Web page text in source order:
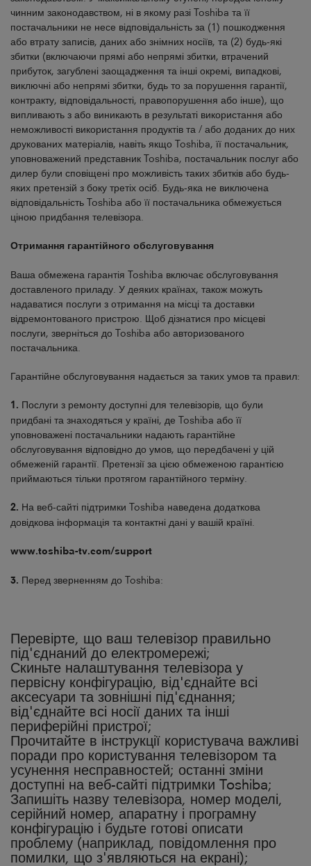
чинним законодавством, ні в якому разі Toshiba та її
постачальники не несе відповідальність за (1) пошкодження
або втрату записів, даних або знімних носіїв, та (2) будь-які
збитки (включаючи прямі або непрямі збитки, втрачений
прибуток, загублені заощадження та інші окремі, випадкові,
виключні або непрямі збитки, будь то за порушення гарантії,
контракту, відповідальності, правопорушення або інше), що
випливають з або виникають в результаті використання або
неможливості використання продуктів та / або доданих до них
друкованих матеріалів, навіть якщо Toshiba, її постачальник,
уповноважений представник Toshiba, постачальник послуг або
дилер були сповіщені про можливість таких збитків або будь-
яких претензій з боку третіх осіб. Будь-яка не виключена
відповідальність Toshiba або її постачальника обмежується
ціною придбання телевізора.
Отримання гарантійного обслуговування
Ваша обмежена гарантія Toshiba включає обслуговування
доставленого приладу. У деяких країнах, також можуть
надаватися послуги з отримання на місці та доставки
відремонтованого пристрою. Щоб дізнатися про місцеві
послуги, зверніться до Toshiba або авторизованого
постачальника.
Гарантійне обслуговування надається за таких умов та правил:
1. Послуги з ремонту доступні для телевізорів, що були
придбані та знаходяться у країні, де Toshiba або її
уповноважені постачальники надають гарантійне
обслуговування відповідно до умов, що передбачені у цій
обмеженій гарантії. Претензії за цією обмеженою гарантією
приймаються тільки протягом гарантійного терміну.
2. На веб-сайті підтримки Toshiba наведена додаткова
довідкова інформація та контактні дані у вашій країні.
www.toshiba-tv.com/support
3. Перед зверненням до Toshiba:
Перевірте, що ваш телевізор правильно
під'єднаний до електромережі;
Скиньте налаштування телевізора у
первісну конфігурацію, від'єднайте всі
аксесуари та зовнішні під'єднання;
від'єднайте всі носії даних та інші
периферійні пристрої;
Прочитайте в інструкції користувача важливі
поради про користування телевізором та
усунення несправностей; останні зміни
доступні на веб-сайті підтримки Toshiba;
Запишіть назву телевізора, номер моделі,
серійний номер, апаратну і програмну
конфігурацію і будьте готові описати
проблему (наприклад, повідомлення про
помилки, що з'являються на екрані);